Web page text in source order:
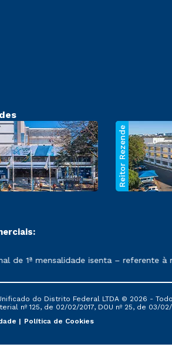
Reitor Rezende
rematrícula conforme exposto no
1ª mensalidade isenta – referente à
do Distrito Federal LTDA © 2026 -
nº 125, de 02/02/2017, DOU nº 25, de 03/02/
Política de Cookies